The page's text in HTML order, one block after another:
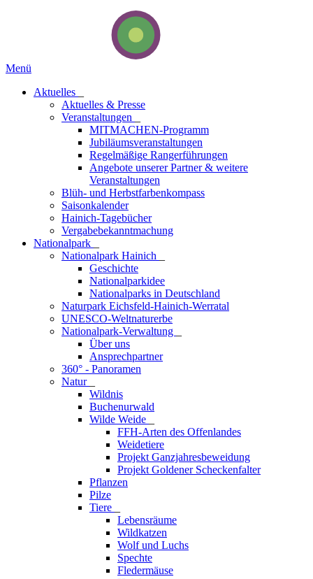
Menü
Aktuelles
Aktuelles & Presse
Veranstaltungen
MITMACHEN-Programm
Jubiläumsveranstaltungen
Regelmäßige Rangerführungen
Angebote unserer Partner & weitere
Veranstaltungen
Blüh- und Herbstfarbenkompass
Saisonkalender
Hainich-Tagebücher
Vergabebekanntmachung
National­park
Nationalpark Hainich
Geschichte
Nationalparkidee
Nationalparks in Deutschland
Naturpark Eichsfeld-Hainich-Werratal
UNESCO-Weltnaturerbe
Nationalpark-Verwaltung
Über uns
Ansprechpartner
360° - Panoramen
Natur
Wildnis
Buchenurwald
Wilde Weide
FFH-Arten des Offenlandes
Weidetiere
Projekt Ganzjahresbeweidung
Projekt Goldener Scheckenfalter
Pflanzen
Pilze
Tiere
Lebensräume
Wildkatzen
Wolf und Luchs
Spechte
Fledermäuse